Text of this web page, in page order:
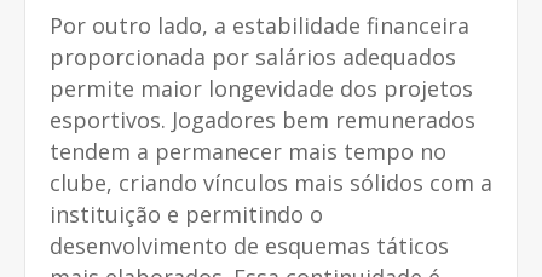
Por outro lado, a estabilidade financeira
proporcionada por salários adequados
permite maior longevidade dos projetos
esportivos. Jogadores bem remunerados
tendem a permanecer mais tempo no
clube, criando vínculos mais sólidos com a
instituição e permitindo o
desenvolvimento de esquemas táticos